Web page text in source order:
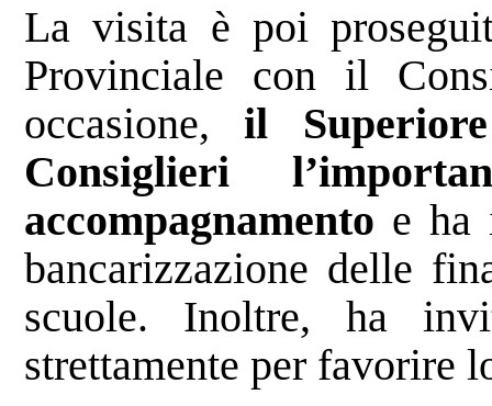
La visita è poi
Provinciale con il
occasione, il
Consiglieri
accompagnamento e ha
bancarizzazione delle
scuole. Inoltre, ha
strettamente per favorire